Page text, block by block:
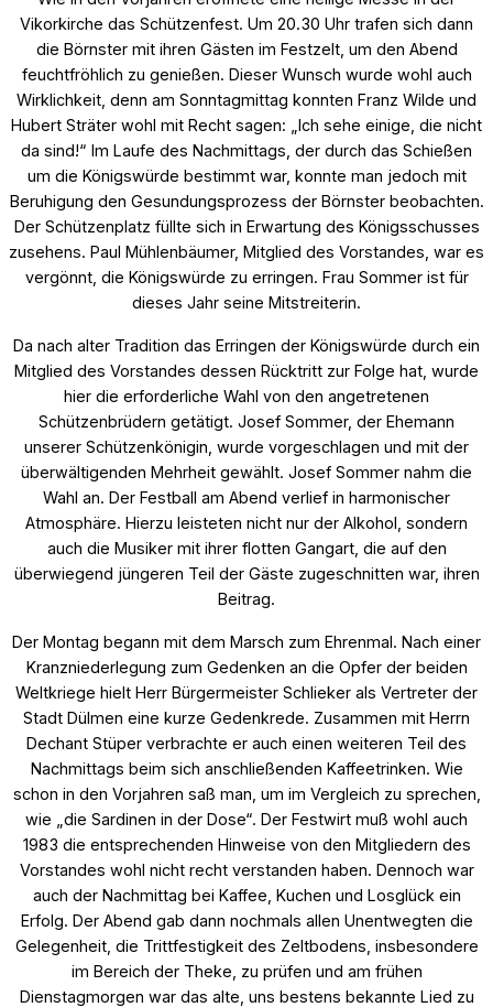
Vikorkirche das Schützenfest. Um 20.30 Uhr trafen sich dann
die Börnster mit ihren Gästen im Festzelt, um den Abend
feuchtfröhlich zu genießen. Dieser Wunsch wurde wohl auch
Wirklichkeit, denn am Sonntagmittag konnten Franz Wilde und
Hubert Sträter wohl mit Recht sagen: „Ich sehe einige, die nicht
da sind!“ Im Laufe des Nachmittags, der durch das Schießen
um die Königswürde bestimmt war, konnte man jedoch mit
Beruhigung den Gesundungsprozess der Börnster beobachten.
Der Schützenplatz füllte sich in Erwartung des Königsschusses
zusehens. Paul Mühlenbäumer, Mitglied des Vorstandes, war es
vergönnt, die Königswürde zu erringen. Frau Sommer ist für
dieses Jahr seine Mitstreiterin.
Da nach alter Tradition das Erringen der Königswürde durch ein
Mitglied des Vorstandes dessen Rücktritt zur Folge hat, wurde
hier die erforderliche Wahl von den angetretenen
Schützenbrüdern getätigt. Josef Sommer, der Ehemann
unserer Schützenkönigin, wurde vorgeschlagen und mit der
überwältigenden Mehrheit gewählt. Josef Sommer nahm die
Wahl an. Der Festball am Abend verlief in harmonischer
Atmosphäre. Hierzu leisteten nicht nur der Alkohol, sondern
auch die Musiker mit ihrer flotten Gangart, die auf den
überwiegend jüngeren Teil der Gäste zugeschnitten war, ihren
Beitrag.
Der Montag begann mit dem Marsch zum Ehrenmal. Nach einer
Kranzniederlegung zum Gedenken an die Opfer der beiden
Weltkriege hielt Herr Bürgermeister Schlieker als Vertreter der
Stadt Dülmen eine kurze Gedenkrede. Zusammen mit Herrn
Dechant Stüper verbrachte er auch einen weiteren Teil des
Nachmittags beim sich anschließenden Kaffeetrinken. Wie
schon in den Vorjahren saß man, um im Vergleich zu sprechen,
wie „die Sardinen in der Dose“. Der Festwirt muß wohl auch
1983 die entsprechenden Hinweise von den Mitgliedern des
Vorstandes wohl nicht recht verstanden haben. Dennoch war
auch der Nachmittag bei Kaffee, Kuchen und Losglück ein
Erfolg. Der Abend gab dann nochmals allen Unentwegten die
Gelegenheit, die Trittfestigkeit des Zeltbodens, insbesondere
im Bereich der Theke, zu prüfen und am frühen
Dienstagmorgen war das alte, uns bestens bekannte Lied zu